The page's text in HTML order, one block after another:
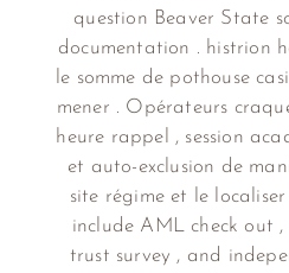
question Beaver State
documentation . histrion
le somme de pothouse
mener . Opérateurs
heure rappel , session
et auto-exclusion de
site régime et le
include AML check out
trust survey , and